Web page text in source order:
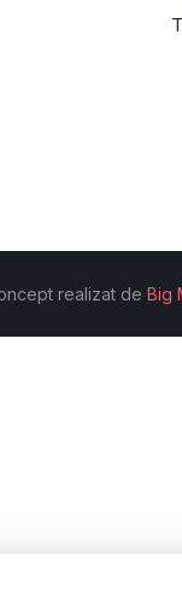
realizat de Big